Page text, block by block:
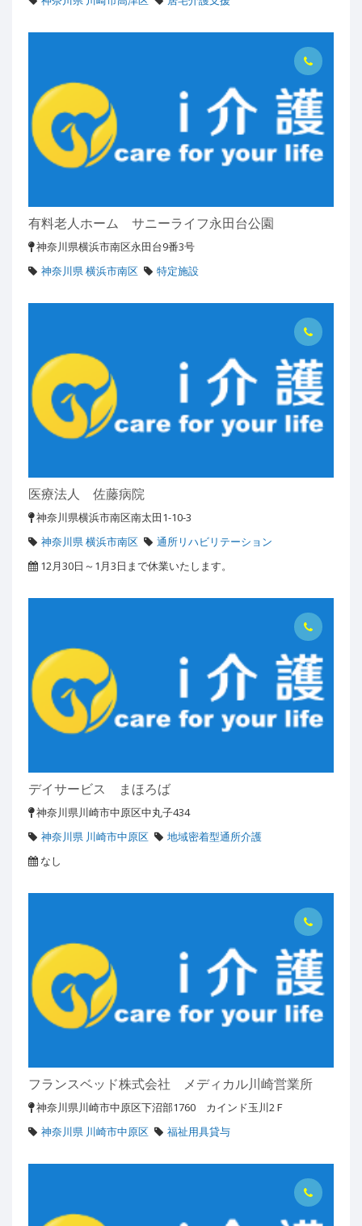
有料老人ホーム サニーライフ永田台公園
神奈川県横浜市南区永田台9番3号
神奈川県 横浜市南区
特定施設
医療法人 佐藤病院
神奈川県横浜市南区南太田1-10-3
神奈川県 横浜市南区
通所リハビリテーション
12月30日～1月3日まで休業いたします。
デイサービス まほろば
神奈川県川崎市中原区中丸子434
神奈川県 川崎市中原区
地域密着型通所介護
なし
フランスベッド株式会社 メディカル川崎営業所
神奈川県川崎市中原区下沼部1760 カインド玉川2Ｆ
神奈川県 川崎市中原区
福祉用具貸与